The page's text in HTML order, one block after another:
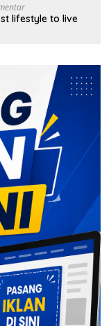
lifestyle to live